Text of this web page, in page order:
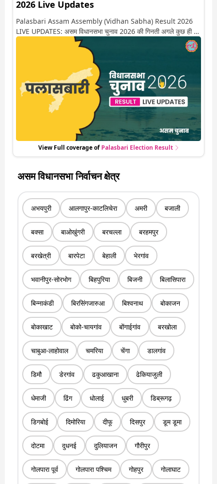
2026 Live Updates
Palasbari Assam Assembly (Vidhan Sabha) Result 2026
LIVE UPDATES: असम विधानसभा चुनाव 2026 की गिनती अगले कुछ ही देर
में शुरू होने वाली है. यहां देखें पलासबारी सीट पर कौन आगे-कौन पीछे से लेकर
किस तरफ जा रहें है रुझान. साथ ही पाइए इस सीट पर हो रही हर एक हलचल
View Full coverage of Palasbari Election Result
असम विधानसभा निर्वाचन क्षेत्र
अभयपुरी आलगापुर-काटलिचेरा अमरी बजाली
बक्सा बाओखुंगरी बरचल्ला बरहमपुर
बरखेत्री बारपेटा बेहाली भेरगांव
भवानीपुर-सोरभोग बिहपुरिया बिजनी बिलासिपारा
बिन्नाकंडी बिरसिंगजारुआ बिश्वनाथ बोकाजन
बोकाखाट बोको-चायगांव बोंगाईगांव बरखोला
चाबुआ-लाहोवाल चमरिया चेंगा डालगांव
डिमौ डेरगांव ढकुआखाना ढेकियाजुली
धेमाजी ढिंग धोलाई धुबरी डिब्रूगढ़
डिगबोई दिमोरिया दीफू दिसपुर डूम डूमा
दोटमा दुधनई दुलियाजन गौरीपुर
गोलपारा पूर्व गोलपारा पश्चिम गोहपुर गोलाघाट